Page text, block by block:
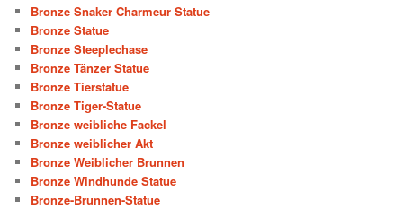
Bronze Snaker Charmeur Statue
Bronze Statue
Bronze Steeplechase
Bronze Tänzer Statue
Bronze Tierstatue
Bronze Tiger-Statue
Bronze weibliche Fackel
Bronze weiblicher Akt
Bronze Weiblicher Brunnen
Bronze Windhunde Statue
Bronze-Brunnen-Statue